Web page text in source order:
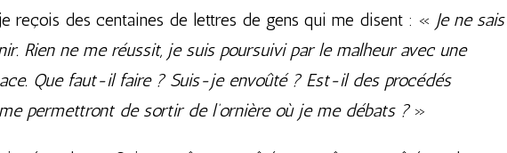
reçois des centaines de lettres de gens qui me disent : « Je ne sais
Rien ne me réussit, je suis poursuivi par le malheur avec une
Que faut-il faire ? Suis-je envoûté ? Est-il des procédés
permettront de sortir de l’ornière où je me débats ?»